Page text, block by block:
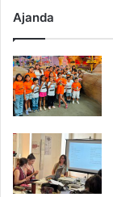
Ajanda